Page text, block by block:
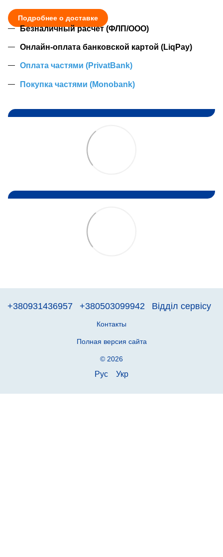
Подробнее о доставке
Безналичный расчет (ФЛП/ООО)
Онлайн-оплата банковской картой (LiqPay)
Оплата частями (PrivatBank)
Покупка частями (Monobank)
+380931436957 +380503099942 Відділ сервісу
Контакты
Полная версия сайта
© 2026
Рус Укр